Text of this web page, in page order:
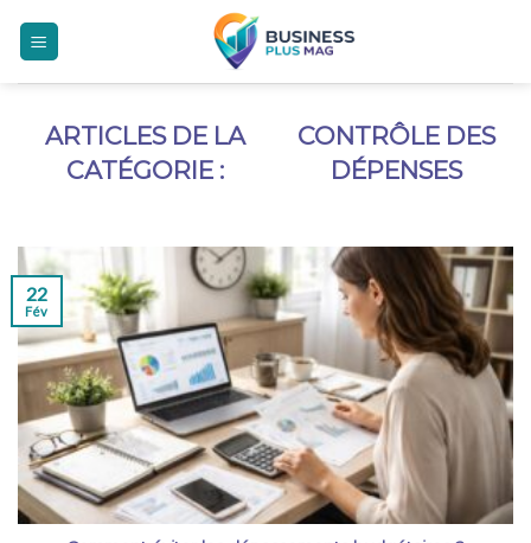
CONTRÔLE DES
DÉPENSES
22
Fév